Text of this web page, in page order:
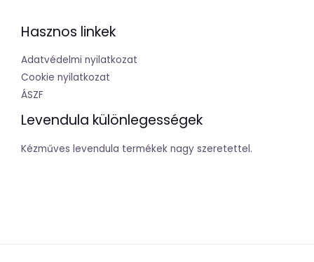
Hasznos linkek
Adatvédelmi nyilatkozat
Cookie nyilatkozat
ÁSZF
Levendula különlegességek
Kézműves levendula termékek nagy szeretettel.